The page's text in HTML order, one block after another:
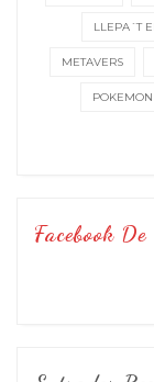
LLEPA´T
METAVERS
POKEMON
Facebook